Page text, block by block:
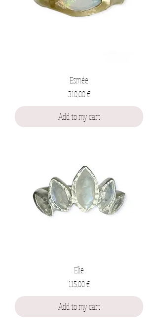
Esmée
Prix
310,00 €
Add to my cart
Elie
Prix
115,00 €
Add to my cart